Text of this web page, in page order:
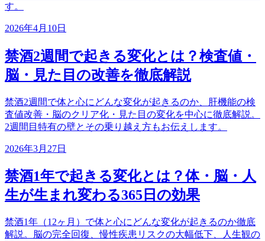
す。
2026年4月10日
禁酒2週間で起きる変化とは？検査値・
脳・見た目の改善を徹底解説
禁酒2週間で体と心にどんな変化が起きるのか、肝機能の検
査値改善・脳のクリア化・見た目の変化を中心に徹底解説。
2週間目特有の壁とその乗り越え方もお伝えします。
2026年3月27日
禁酒1年で起きる変化とは？体・脳・人
生が生まれ変わる365日の効果
禁酒1年（12ヶ月）で体と心にどんな変化が起きるのか徹底
解説。脳の完全回復、慢性疾患リスクの大幅低下、人生観の